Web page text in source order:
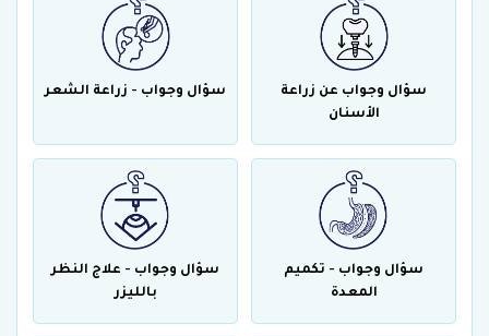
سؤال وجواب عن زراعة
الأسنان
سؤال وجواب - زراعة الشعر
سؤال وجواب - تكميم
المعدة
سؤال وجواب - علاج النظر
بالليزر